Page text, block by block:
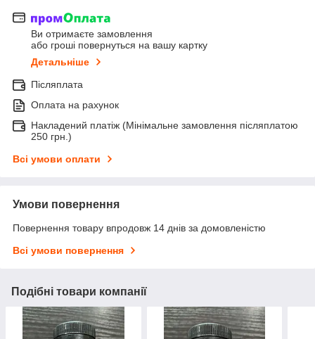
Ви отримаєте замовлення
або гроші повернуться на вашу картку
Детальніше
Післяплата
Оплата на рахунок
Накладений платіж (Мінімальне замовлення післяплатою
250 грн.)
Всі умови оплати
Умови повернення
Повернення товару впродовж 14 днів за домовленістю
Всі умови повернення
Подібні товари компанії